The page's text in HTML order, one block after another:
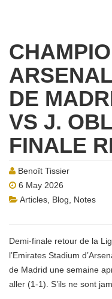
DE
VS J.
FINALE
Benoît Tissier
6 May 2026
Articles Blog
Notes
Demi-finale retour de la
l’Emirates Stadium
de Madrid une semaine
aller (1-1). S’ils ne sont